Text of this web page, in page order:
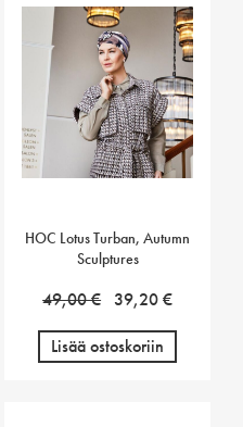
HOC Lotus Turban, Autumn
Sculptures
49,00€
Alkuperäinen
oli:
39,20€
Lisää ostoskoriin